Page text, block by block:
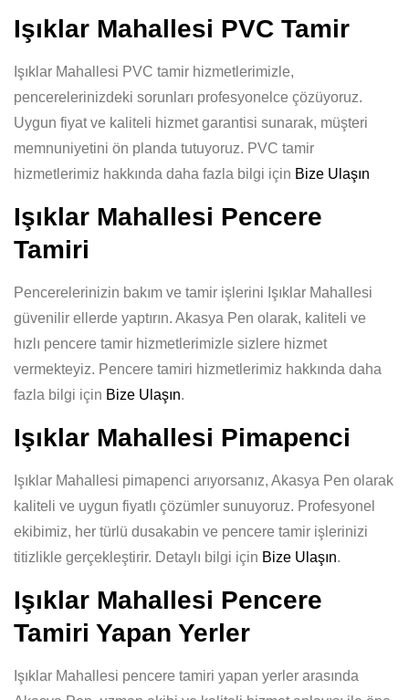
Işıklar Mahallesi PVC Tamir
Işıklar Mahallesi PVC tamir hizmetlerimizle,
pencerelerinizdeki sorunları profesyonelce çözüyoruz.
Uygun fiyat ve kaliteli hizmet garantisi sunarak, müşteri
memnuniyetini ön planda tutuyoruz. PVC tamir
hizmetlerimiz hakkında daha fazla bilgi için Bize Ulaşın
Işıklar Mahallesi Pencere
Tamiri
Pencerelerinizin bakım ve tamir işlerini Işıklar Mahallesi
güvenilir ellerde yaptırın. Akasya Pen olarak, kaliteli ve
hızlı pencere tamir hizmetlerimizle sizlere hizmet
vermekteyiz. Pencere tamiri hizmetlerimiz hakkında daha
fazla bilgi için Bize Ulaşın.
Işıklar Mahallesi Pimapenci
Işıklar Mahallesi pimapenci arıyorsanız, Akasya Pen olarak
kaliteli ve uygun fiyatlı çözümler sunuyoruz. Profesyonel
ekibimiz, her türlü dusakabin ve pencere tamir işlerinizi
titizlikle gerçekleştirir. Detaylı bilgi için Bize Ulaşın.
Işıklar Mahallesi Pencere
Tamiri Yapan Yerler
Işıklar Mahallesi pencere tamiri yapan yerler arasında